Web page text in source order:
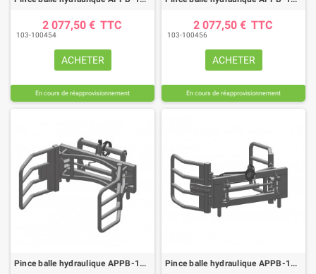
2 077,50 € TTC
103-100454
ACHETER
En cours de réapprovisionnement
2 077,50 € TTC
103-100456
ACHETER
En cours de réapprovisionnement
Pince balle hydraulique APPB-180 CT attelage BOBCAT Pince balle hydraulique APPB-180 CF attelage QUICKE 3